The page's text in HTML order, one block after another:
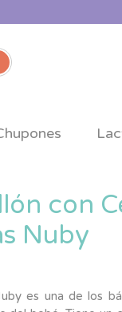
con
Nuby
es una de los